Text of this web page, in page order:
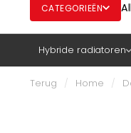
CATEGORIEËN
Hybride radiatoren
Terug / Home /